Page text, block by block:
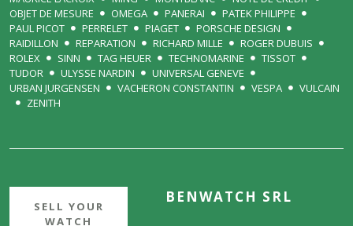
BENWATCH SRL
OBJET DE MESURE
OMEGA PANERAI
PATEK PHILIPPE
PAUL PICOT
PERRELET PIAGET
PORSCHE DESIGN
RAIDILLON
REPARATION RICHARD MILLE
ROGER DUBUIS
ROLEX
SINN TAG HEUER TECHNOMARINE
TISSOT
TUDOR
ULYSSE NARDIN
UNIVERSAL GENEVE
URBAN JURGENSEN
VACHERON CONSTANTIN VESPA
VULCAIN
ZENITH
SELL YOUR
WATCH